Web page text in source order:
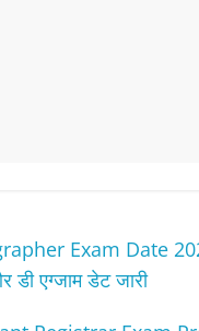
Exam Date
डी एग्जाम डेट जारी